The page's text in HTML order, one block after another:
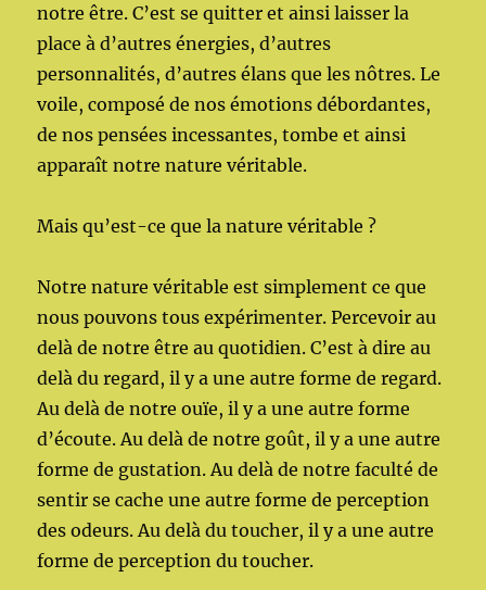
notre être. C’est se quitter et ainsi laisser la
place à d’autres énergies, d’autres
personnalités, d’autres élans que les nôtres. Le
voile, composé de nos émotions débordantes,
de nos pensées incessantes, tombe et ainsi
apparaît notre nature véritable.
Mais qu’est-ce que la nature véritable ?
Notre nature véritable est simplement ce que
nous pouvons tous expérimenter. Percevoir au
delà de notre être au quotidien. C’est à dire au
delà du regard, il y a une autre forme de regard.
Au delà de notre ouïe, il y a une autre forme
d’écoute. Au delà de notre goût, il y a une autre
forme de gustation. Au delà de notre faculté de
sentir se cache une autre forme de perception
des odeurs. Au delà du toucher, il y a une autre
forme de perception du toucher.